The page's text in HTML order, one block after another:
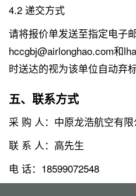
4.2 递交方式
请将报价单发送至指定电子
hccgbj@airlonghao.com和
时送达的视为该单位自动弃标
五、联系方式
采 购 人：中原龙浩航空有限
联 系 人：高先生
电 话：18599072548